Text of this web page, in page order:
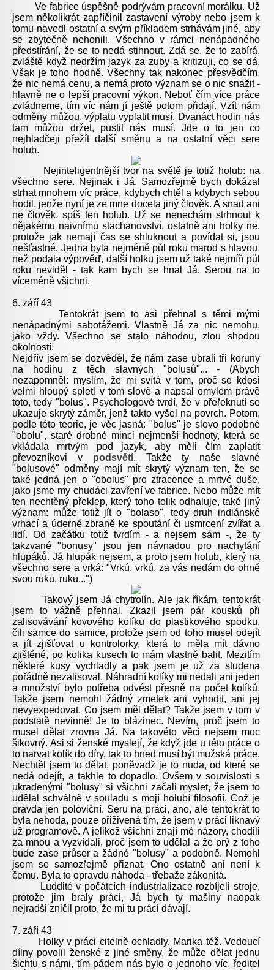
Ve fabrice úspěšně podrývám pracovní morálku. Už
jsem několikrát zapříčinil zastavení výroby nebo jsem k
tomu navedl ostatní a svým příkladem strhávám jiné, aby
se zbytečně nehonili. Všechno v rámci nenápadného
předstírání, že se to nedá stihnout. Zdá se, že to zabírá,
zvláště když nedržím jazyk za zuby a kritizuji, co se dá.
Však je toho hodně. Všechny tak nakonec přesvědčím,
že nic nemá cenu, a nemá proto význam se o nic snažit -
hlavně ne o lepší pracovní výkon. Neboť čím více práce
zvládneme, tím víc nám jí ještě potom přidají. Vzít nám
odměny můžou, výplatu vyplatit musí. Dvanáct hodin nás
tam můžou držet, pustit nás musí. Jde o to jen co
nejhladčeji přežít další směnu a na ostatní věci sere
holub.
Nejinteligentnější tvor na světě je totiž holub: na
všechno sere. Nejinak i Já. Samozřejmě bych dokázal
strhat mnohem víc práce, kdybych chtěl a kdybych sebou
hodil, jenže nyní je ze mne docela jiný člověk. A snad ani
ne člověk, spíš ten holub. Už se nenechám strhnout k
nějakému naivnímu stachanovství, ostatně ani holky ne,
protože jak nemají čas se shluknout a povídat si, jsou
nešťastné. Jedna byla nejméně půl roku marod s hlavou,
než podala výpověď, další holku jsem už také nejmíň půl
roku neviděl - tak kam bych se hnal Já. Serou na to
víceméně všichni.
6. září 43
Tentokrát jsem to asi přehnal s těmi mými
nenápadnými sabotážemi. Vlastně Já za nic nemohu,
jako vždy. Všechno se stalo náhodou, zlou shodou
okolností.
Nejdřív jsem se dozvěděl, že nám zase ubrali tři koruny
na hodinu z těch slavných "bolusů"... - (Abych
nezapomněl: myslím, že mi svítá v tom, proč se kdosi
velmi hloupý spletl v tom slově a napsal omylem právě
toto, tedy "bolus". Psychologové tvrdí, že v přeřeknutí se
ukazuje skrytý záměr, jenž takto vyšel na povrch. Potom,
podle této teorie, je věc jasná: "bolus" je slovo podobné
"obolu", staré drobné minci nejmenší hodnoty, která se
vkládala mrtvým pod jazyk, aby měli čím zaplatit
převozníkovi v podsvětí. Takže ty naše slavné
"bolusové" odměny mají mít skrytý význam ten, že se
také jedná jen o "obolus" pro ztracence a mrtvé duše,
jako jsme my chudáci zavření ve fabrice. Nebo může mít
ten nechtěný překlep, který toho tolik odhaluje, také jiný
význam: může totiž jít o "bolaso", tedy druh indiánské
vrhací a úderné zbraně ke spoutání či usmrcení zvířat a
lidí. Od začátku totiž tvrdím - a nejsem sám -, že ty
takzvané "bonusy" jsou jen návnadou pro nachytání
hlupáků. Já hlupák nejsem, a proto jsem holub, který na
všechno sere a vrká: "Vrkú, vrkú, za vás nedám do ohně
svou ruku, ruku...")
Takový jsem Já chytrolín. Ale jak říkám, tentokrát
jsem to vážně přehnal. Zkazil jsem pár kousků při
zalisovávání kovového kolíku do plastikového spodku,
čili samce do samice, protože jsem od toho musel odejít
a jít zjišťovat u kontrolorky, která to měla mít dávno
zjištěné, po kolika kusech to mám vlastně balit. Mezitím
některé kusy vychladly a pak jsem je už za studena
pořádně nezalisoval. Náhradní kolíky mi nedali ani jeden
a množství bylo potřeba odvést přesně na počet kolíků.
Takže jsem nemohl žádný zmetek ani vyhodit, ani jej
nevyexpedovat. Co jsem měl dělat? Takže jsem v tom v
podstatě nevinně! Je to blázinec. Nevím, proč jsem to
musel dělat zrovna Já. Na takovéto věci nejsem moc
šikovný. Asi si ženské myslejí, že když jde u této práce o
to narvat kolík do díry, tak to hned musí být mužská práce.
Nechtěl jsem to dělat, poněvadž je to nuda, od které se
nedá odejít, a takhle to dopadlo. Ovšem v souvislosti s
ukradenými "bolusy" si všichni začali myslet, že jsem to
udělal schválně v souladu s mojí holubí filosofií. Což je
pravda jen poloviční. Seru na práci, ano, ale tentokrát to
byla nehoda, pouze přiživená tím, že jsem v práci liknavý
už programově. A jelikož všichni znají mé názory, chodili
za mnou a vyzvídali, proč jsem to udělal a že prý z toho
bude zase průser a žádné "bolusy" a podobně. Nemohl
jsem se samozřejmě přiznat. Ono ostatně ani není k
čemu. Byla to opravdu náhoda - třebaže zákonitá.
Luddité v počátcích industrializace rozbíjeli stroje,
protože jim braly práci, Já bych ty mašiny naopak
nejradši zničil proto, že mi tu práci dávají.
7. září 43
Holky v práci citelně ochladly. Marika též. Vedoucí
dílny povolil ženské z jiné směny, že může dělat jednu
šichtu s námi, tím pádem nás bylo o jednoho víc, ředitel